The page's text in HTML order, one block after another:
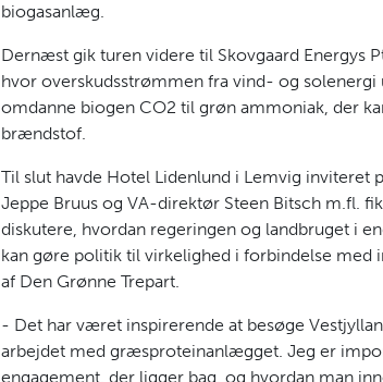
biogasanlæg.
Dernæst gik turen videre til Skovgaard Energys
hvor overskudsstrømmen fra vind- og solenergi
omdanne biogen CO2 til grøn ammoniak, der
brændstof.
Til slut havde Hotel Lidenlund i Lemvig inviteret
Jeppe Bruus og VA-direktør Steen Bitsch m.fl.
diskutere, hvordan regeringen og landbruget i
kan gøre politik til virkelighed i forbindelse med
af Den Grønne Trepart.
- Det har været inspirerende at besøge
arbejdet med græsproteinanlægget. Jeg er
engagement, der ligger bag, og hvordan man